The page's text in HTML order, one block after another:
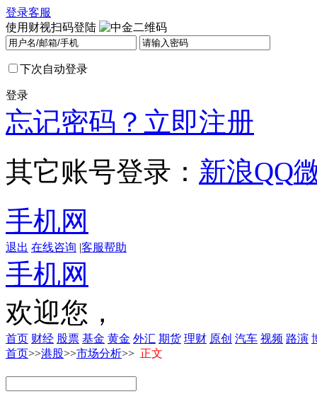
登录客服
使用财视扫码登陆
下次自动登录
登录
忘记密码？ 立即注册
其它账号登录： 新浪QQ
手机网
退出 在线咨询 |客服帮助
手机网
欢迎您，
首页 财经 股票 基金 黄金 外汇 期货 理财 原创 汽车 视频 路演
首页>>港股>>市场分析>> 正文